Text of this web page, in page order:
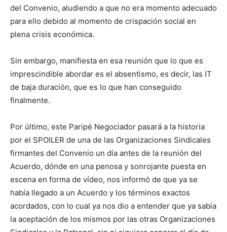
del Convenio, aludiendo a que no era momento adecuado
para ello debido al momento de crispación social en
plena crisis económica.
Sin embargo, manifiesta en esa reunión que lo que es
imprescindible abordar es el absentismo, es decir, las IT
de baja duración, que es lo que han conseguido
finalmente.
Por último, este Paripé Negociador pasará a la historia
por el SPOILER de una de las Organizaciones Sindicales
firmantes del Convenio un día antes de la reunión del
Acuerdo, dónde en una penosa y sonrojante puesta en
escena en forma de vídeo, nos informó de que ya se
había llegado a un Acuerdo y los términos exactos
acordados, con lo cual ya nos dio a entender que ya sabía
la aceptación de los mismos por las otras Organizaciones